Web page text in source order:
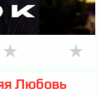
★ ★
Любовь